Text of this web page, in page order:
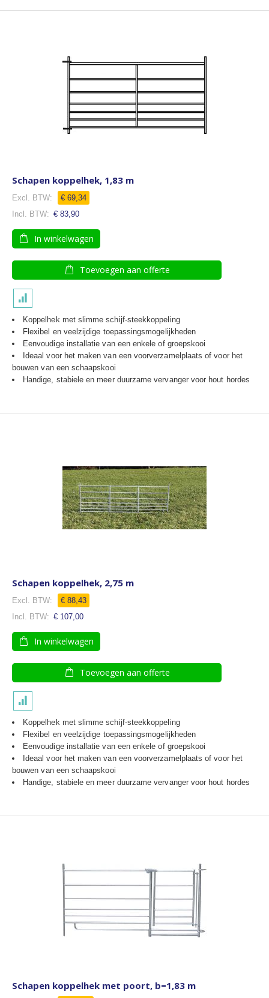
Schapen koppelhek, 1,83 m
€ 69,34
€ 83,90
In winkelwagen
Toevoegen aan offerte
Koppelhek met slimme schijf-steekkoppeling
Flexibel en veelzijdige toepassingsmogelijkheden
Eenvoudige installatie van een enkele of groepskooi
Ideaal voor het maken van een voorverzamelplaats of voor het
bouwen van een schaapskooi
Handige, stabiele en meer duurzame vervanger voor hout hordes
Schapen koppelhek, 2,75 m
€ 88,43
€ 107,00
In winkelwagen
Toevoegen aan offerte
Koppelhek met slimme schijf-steekkoppeling
Flexibel en veelzijdige toepassingsmogelijkheden
Eenvoudige installatie van een enkele of groepskooi
Ideaal voor het maken van een voorverzamelplaats of voor het
bouwen van een schaapskooi
Handige, stabiele en meer duurzame vervanger voor hout hordes
Schapen koppelhek met poort, b=1,83 m